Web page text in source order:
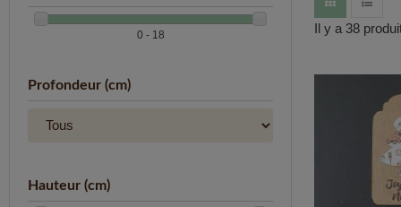
0 - 18
Profondeur (cm)
Hauteur (cm)
Il y a 38